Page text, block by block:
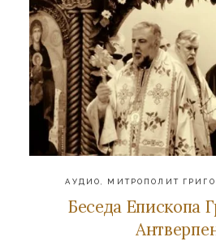
АУДИО МИТРОПОЛИТ
Беседа Епископа